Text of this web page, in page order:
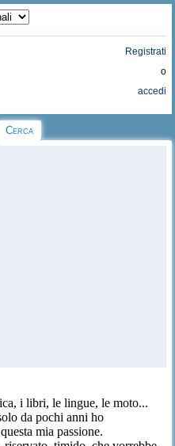
Registrati
o
accedi
Cerca
i libri, le lingue, le moto...
da pochi anni ho
mia passione.